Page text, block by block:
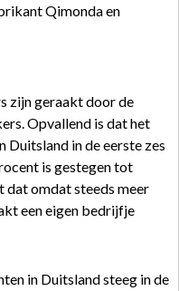
Qimonda en
zijn geraakt door de
Opvallend is dat het
Duitsland in de eerste zes
is gestegen tot
omdat steeds meer
een eigen bedrijfje
in Duitsland steeg in de